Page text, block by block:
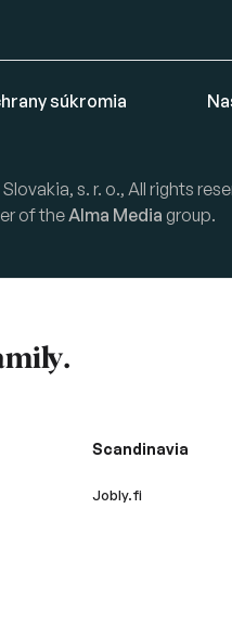
súkromia
s. r. o., All rights
of the Alma Media group.
Scandinavia
Jobly.fi